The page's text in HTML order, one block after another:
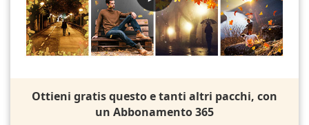
Ottieni gratis questo e tanti altri pacchi, con
un Abbonamento 365